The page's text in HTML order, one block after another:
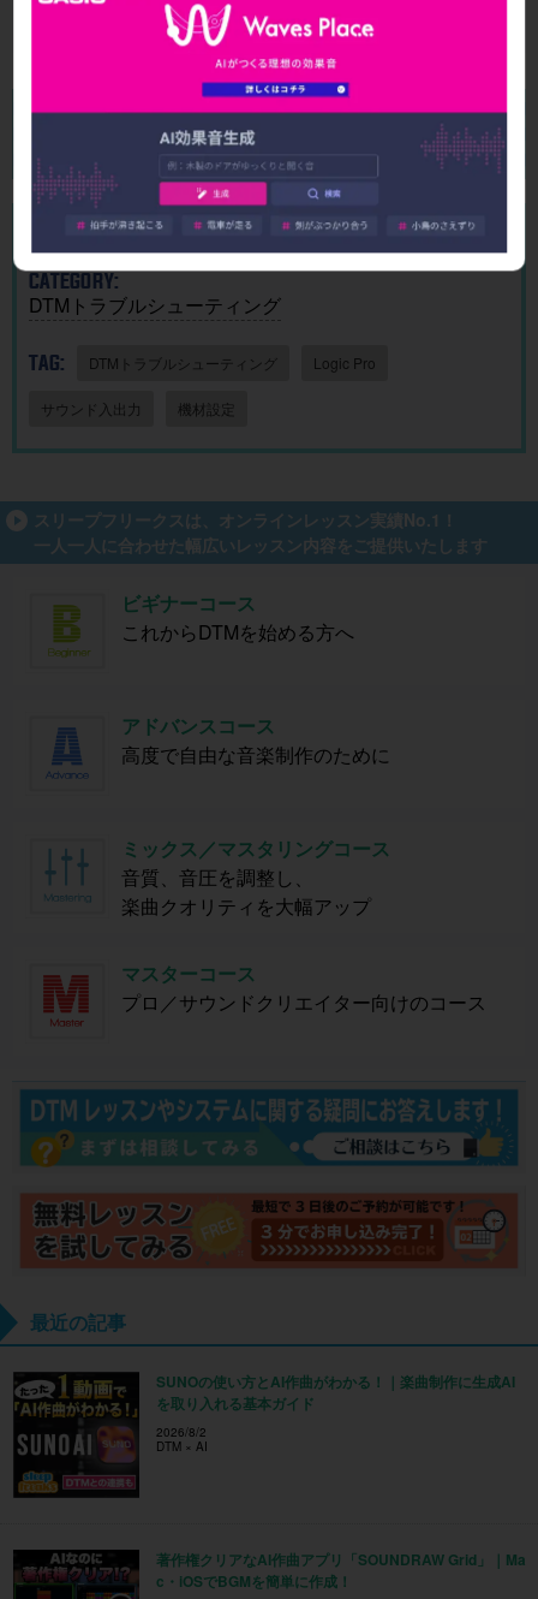
I作曲がわ
を取り入
ガイド
P歴代ヒッ
ト曲を “D
TM分
析”する公
開収録イ
ベント開
催
2026/07/31
リ「SOU
NDRAW
Grid」｜M
ac・iOSで
BGMを簡
単に作
成！
2026/07/24
送信
CATEGORY:
DTMトラブルシューティング
TAG: DTMトラブルシューティング Logic Pro
サウンド入出力 機材設定
スリープフリークスは、オンラインレッスン実績No.1！
一人一人に合わせた幅広いレッスン内容をご提供いたします
ビギナーコース
これからDTMを始める方へ
アドバンスコース
高度で自由な音楽制作のために
ミックス／マスタリングコース
音質、音圧を調整し、
楽曲クオリティを大幅アップ
マスターコース
プロ／サウンドクリエイター向けのコース
最近の記事
SUNOの使い方とAI作曲がわかる！｜楽曲制作に生成AI
を取り入れる基本ガイド
2026/8/2
DTM × AI
著作権クリアなAI作曲アプリ「SOUNDRAW Grid」｜Ma
c・iOSでBGMを簡単に作成！